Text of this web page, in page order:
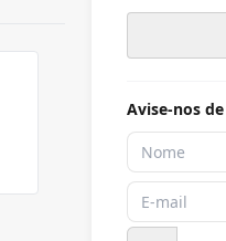
Avise-nos